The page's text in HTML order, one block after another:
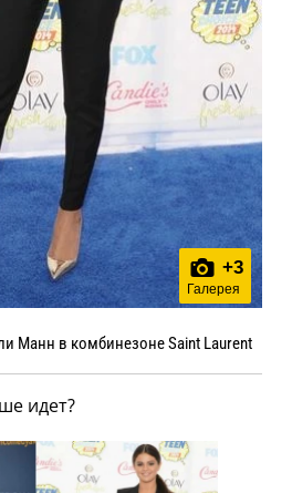
+3
Галерея
Манн в комбинезоне Saint Laurent
идет?